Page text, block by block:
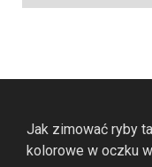
kategorie
Jak zimować ryby
kolorowe w oczku